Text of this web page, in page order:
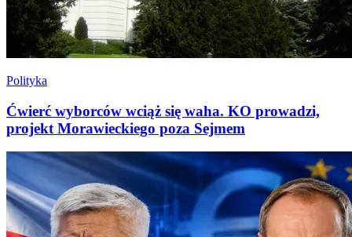
Polityka
Ćwierć wyborców wciąż się waha. KO prowadzi,
projekt Morawieckiego poza Sejmem